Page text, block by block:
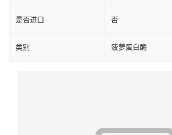
是否进口 否
类别 菠萝蛋白酶